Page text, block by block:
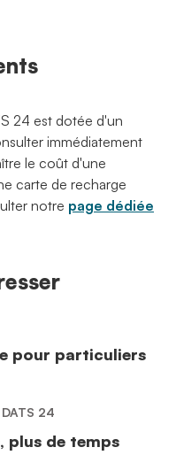
24 est dotée d'un
immédiatement
le coût d'une
carte de recharge
notre page dédiée
pour particuliers
24
plus de temps